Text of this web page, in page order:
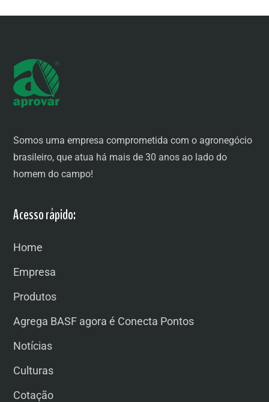
Somos uma empresa comprometida com o agronegócio
brasileiro, que atua há mais de 30 anos ao lado do
homem do campo!
Acesso rápido:
Home
Empresa
Produtos
Agrega BASF agora é Conecta Pontos
Notícias
Culturas
Cotação